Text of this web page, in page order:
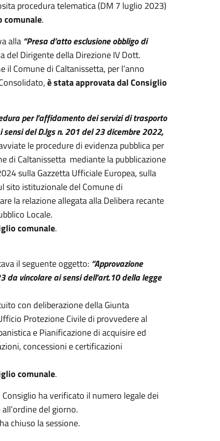
procedura telematica (DM 7 luglio 2023)
comunale.
alla “Presa d’atto esclusione obbligo di
del Dirigente della Direzione IV Dott.
il Comune di Caltanissetta, per l’anno
è stata approvata dal Consiglio
per l’affidamento dei servizi di trasporto
del D.lgs n. 201 del 23 dicembre 2022,
le procedure di evidenza pubblica per
di Caltanissetta mediante la pubblicazione
sulla Gazzetta Ufficiale Europea, sulla
sito istituzionale del Comune di
la relazione allegata alla Delibera recante
Locale.
comunale.
il seguente oggetto: “Approvazione
da vincolare ai sensi dell’art.10 della legge
con deliberazione della Giunta
Protezione Civile di provvedere al
e Pianificazione di acquisire ed
concessioni e certificazioni
comunale.
ha verificato il numero legale dei
del giorno.
chiuso la sessione.